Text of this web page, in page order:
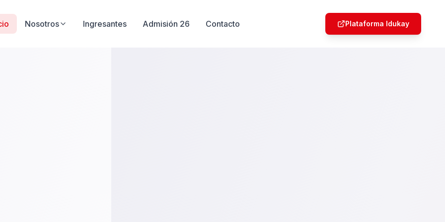
Nosotros Ingresantes Admisión 26 Contacto Plataforma Idukay